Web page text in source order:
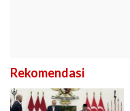
Rekomendasi